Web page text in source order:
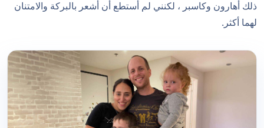
ذلك أهارون وكاسبر ، لكنني لم أستطع أن أشعر بالبركة والامتنان
لهما أكثر.